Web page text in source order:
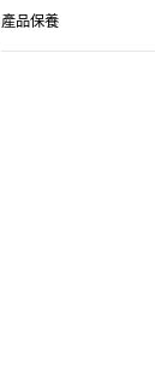
產品保養